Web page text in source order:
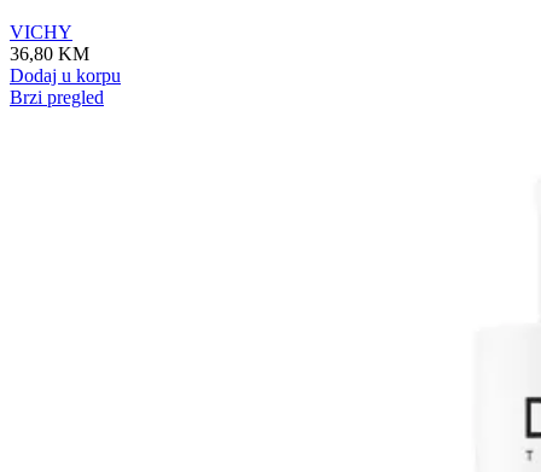
VICHY
36,80 KM
Dodaj u korpu
Brzi pregled